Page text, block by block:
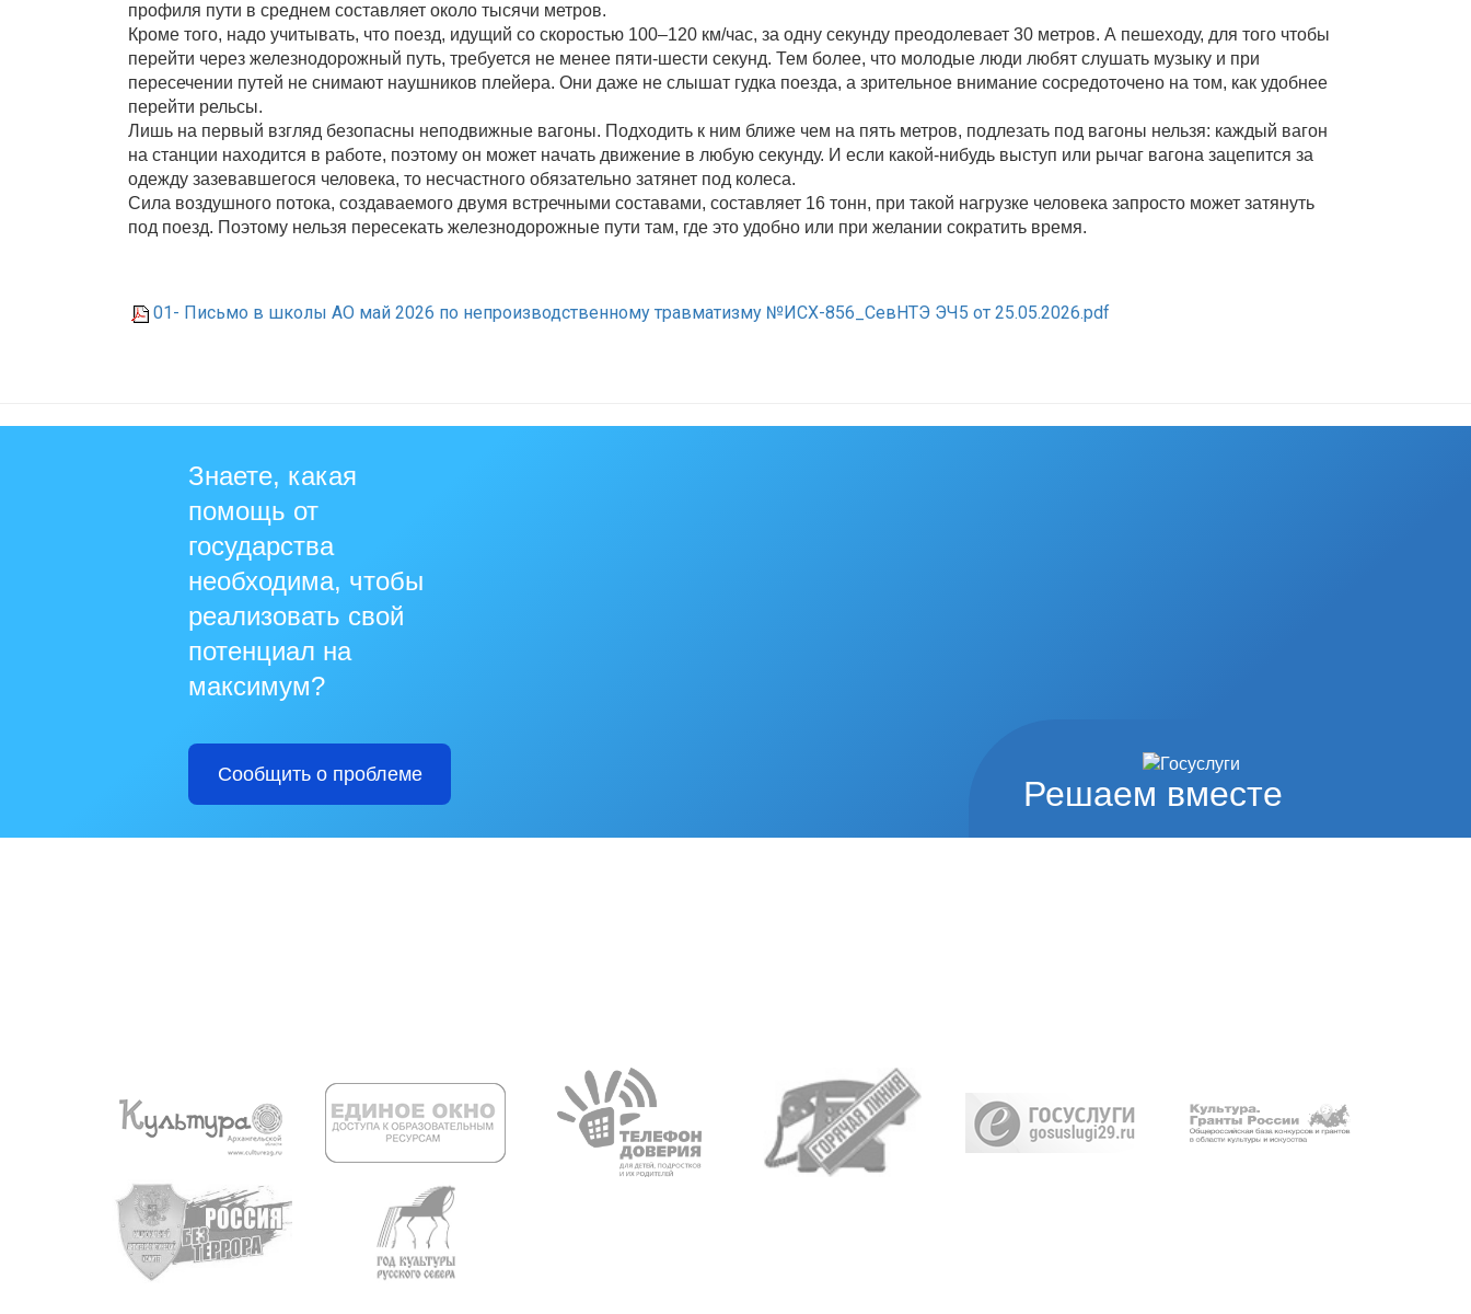
профиля пути в среднем составляет около тысячи метров.
Кроме того, надо учитывать, что поезд, идущий со скоростью 100–120 км/час, за одну секунду преодолевает 30 метров. А пешеходу, для того чтобы
перейти через железнодорожный путь, требуется не менее пяти-шести секунд. Тем более, что молодые люди любят слушать музыку и при
пересечении путей не снимают наушников плейера. Они даже не слышат гудка поезда, а зрительное внимание сосредоточено на том, как удобнее
перейти рельсы.
Лишь на первый взгляд безопасны неподвижные вагоны. Подходить к ним ближе чем на пять метров, подлезать под вагоны нельзя: каждый вагон
на станции находится в работе, поэтому он может начать движение в любую секунду. И если какой-нибудь выступ или рычаг вагона зацепится за
одежду зазевавшегося человека, то несчастного обязательно затянет под колеса.
Сила воздушного потока, создаваемого двумя встречными составами, составляет 16 тонн, при такой нагрузке человека запросто может затянуть
под поезд. Поэтому нельзя пересекать железнодорожные пути там, где это удобно или при желании сократить время.
01- Письмо в школы АО май 2026 по непроизводственному травматизму №ИСХ-856_СевНТЭ ЭЧ5 от 25.05.2026.pdf
Решаем вместе
Знаете, какая
помощь от
государства
необходима, чтобы
реализовать свой
потенциал на
максимум?
Сообщить о проблеме